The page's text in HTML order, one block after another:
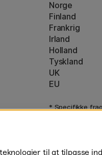
Norge
Finland
Frankrig
Irland
Holland
Tyskland
UK
EU
* Specifikke
til at tilpasse